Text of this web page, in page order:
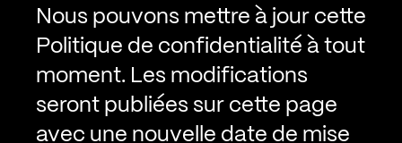
Nous pouvons mettre à jour cette
Politique de confidentialité à tout
moment. Les modifications
seront publiées sur cette page
avec une nouvelle date de mise